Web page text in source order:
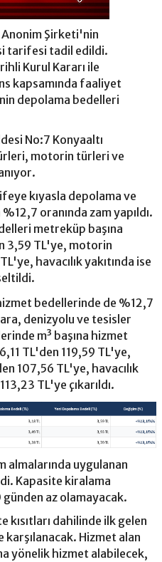
Şirketi'nin
tarifesi tadil edildi.
Kurul Kararı ile
kapsamında faaliyet
depolama bedelleri
No:7 Konyaaltı
motorin türleri ve
kıyasla depolama ve
oranında zam yapıldı.
metreküp başına
3,59 TL'ye, motorin
havacılık yakıtında ise
bedellerinde de %12,7
denizyolu ve tesisler
m³ başına hizmet
TL'den 119,59 TL'ye,
107,56 TL'ye, havacılık
TL'ye çıkarıldı.
almalarında uygulanan
Kapasite kiralama
az olamayacak.
dahilinde ilk gelen
Hizmet alan
yönelik hizmet alabilecek,